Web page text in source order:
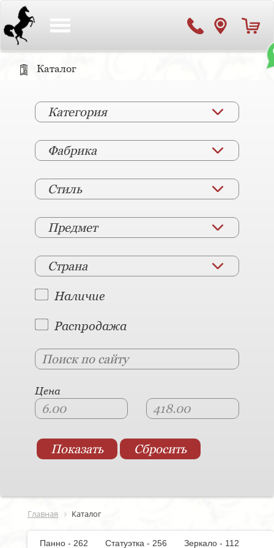
Каталог
Категория
Фабрика
Стиль
Предмет
Страна
Наличие
Распродажа
Цена
Главная Каталог
Панно - 262 Статуэтка - 256
Зеркало - 112